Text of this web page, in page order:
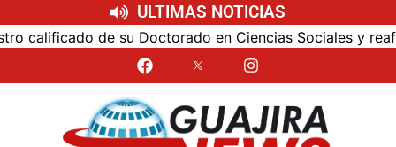
ULTIMAS NOTICIAS
de su Doctorado en Ciencias Sociales y